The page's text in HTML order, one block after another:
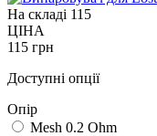
На складі 115
ЦІНА
115 грн
Доступні опції
Опір
Mesh 0.2 Ohm